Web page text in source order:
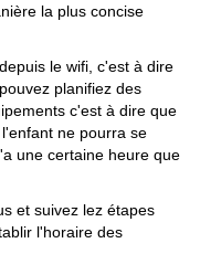
la plus concise
le wifi, c'est à dire
planifiez des
c'est à dire que
ne pourra se
une certaine heure que
et suivez lez étapes
l'horaire des